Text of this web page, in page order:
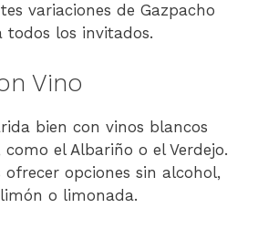
variaciones de Gazpacho
todos los invitados.
Vino
bien con vinos blancos
como el Albariño o el Verdejo.
ofrecer opciones sin alcohol,
o limonada.